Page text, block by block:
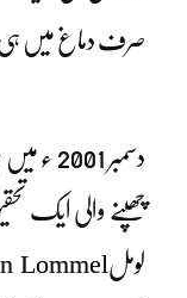
صرف دماغ میں ہی تو
چھپنے والی ایک